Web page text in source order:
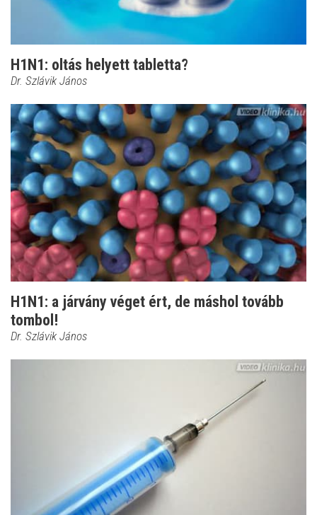
H1N1: oltás helyett tabletta?
Dr. Szlávik János
H1N1: a járvány véget ért, de máshol tovább
tombol!
Dr. Szlávik János